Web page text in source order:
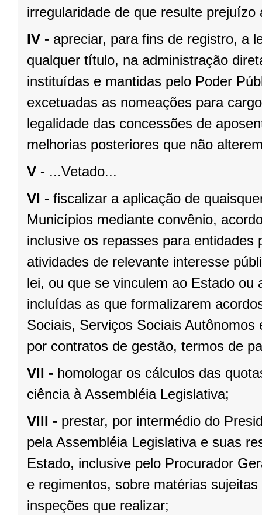
irregularidade de que resulte prejuízo
IV - apreciar, para fins de registro, a
qualquer título, na administração
instituídas e mantidas pelo Poder
excetuadas as nomeações para
legalidade das concessões de
melhorias posteriores que não
V - ...Vetado...
VI - fiscalizar a aplicação de
Municípios mediante convênio,
inclusive os repasses para
atividades de relevante interesse
lei, ou que se vinculem ao Estado
incluídas as que formalizarem
Sociais, Serviços Sociais
por contratos de gestão, termos de
VII - homologar os cálculos das
ciência à Assembléia Legislativa;
VIII - prestar, por intermédio do
pela Assembléia Legislativa e suas
Estado, inclusive pelo Procurador
e regimentos, sobre matérias
inspeções que realizar;